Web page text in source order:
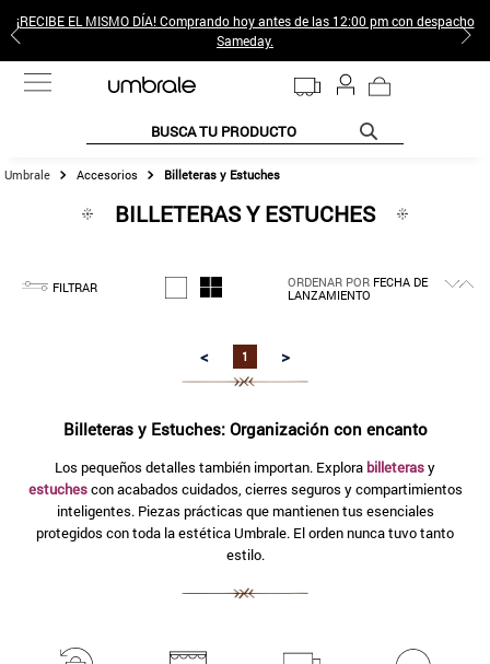
¡RECIBE EL MISMO DÍA! Comprando hoy antes de las 12:00 pm con despacho
Sameday.
BUSCA TU PRODUCTO
Accesorios Billeteras y Estuches
BILLETERAS Y ESTUCHES
FILTRAR ORDENAR POR FECHA DE
LANZAMIENTO
< 1 >
Billeteras y Estuches: Organización con encanto
Los pequeños detalles también importan. Explora billeterasy
estuchescon acabados cuidados, cierres seguros y compartimientos
inteligentes. Piezas prácticas que mantienen tus esenciales
protegidos con toda la estética Umbrale. El orden nunca tuvo tanto
estilo.
TÉRMINOS MÁS BUSCADOS
jeans pantalones
3.
sweter
cafe
8.
collar
9.
aros